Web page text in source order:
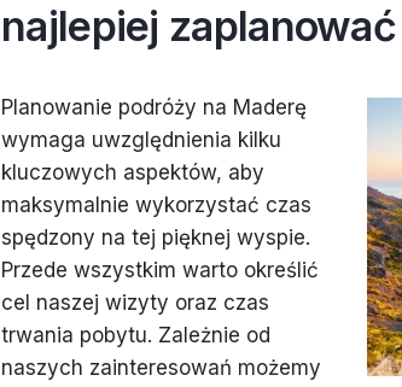
najlepiej
Planowanie podróży na Maderę
wymaga uwzględnienia kilku
kluczowych aspektów, aby
maksymalnie wykorzystać czas
spędzony na tej pięknej wyspie.
Przede wszystkim warto określić
cel naszej wizyty oraz czas
trwania pobytu. Zależnie od
naszych zainteresowań możemy